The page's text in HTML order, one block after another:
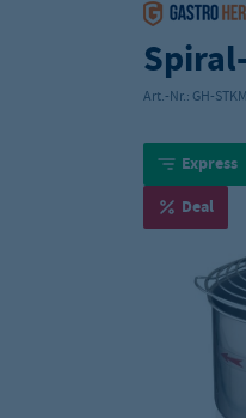
Art.-Nr.: GH-
Express
Deal